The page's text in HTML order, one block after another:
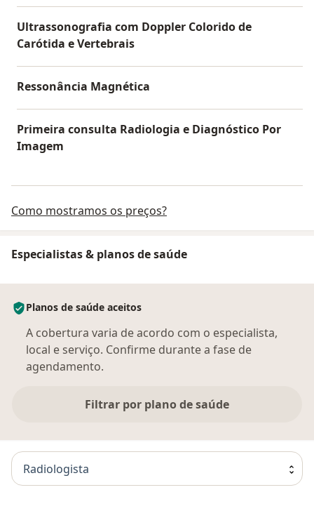
Ultrassonografia com Doppler Colorido de
Carótida e Vertebrais
Ressonância Magnética
Primeira consulta Radiologia e Diagnóstico Por
Imagem
Como mostramos os preços?
Especialistas & planos de saúde
Planos de saúde aceitos
A cobertura varia de acordo com o especialista,
local e serviço. Confirme durante a fase de
agendamento.
Filtrar por plano de saúde
Radiologista